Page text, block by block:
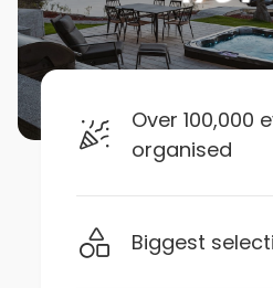
Over 100,000
organised
Biggest